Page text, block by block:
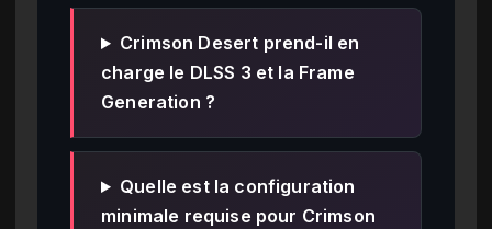
Crimson Desert prend-il en
charge le DLSS 3 et la Frame
Generation ?
Quelle est la configuration
minimale requise pour Crimson